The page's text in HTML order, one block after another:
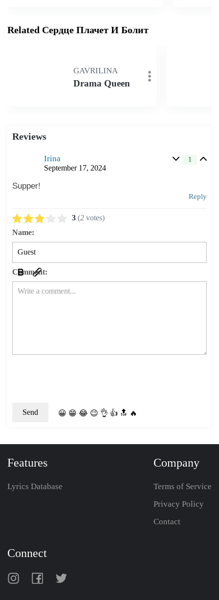
Related Сердце Плачет И Болит
GAVRILINA
Drama Queen
Reviews
Irina
September 17, 2024
1
Supper!
Reply
3 (2 votes)
Name:
Comment:
😀 😁 😂 😉 👌 👍 🔝 🔥
Features
Lyrics Database
Company
Terms of Service
Privacy Policy
Contact
Connect